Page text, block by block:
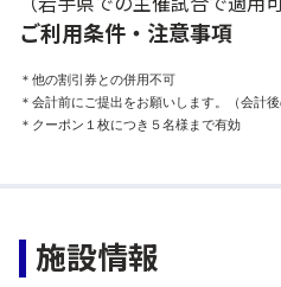
ご利用条件・注意事項
＊他の割引券との併用不可
＊会計前にご提出をお願いします。（会計後
＊クーポン１枚につき５名様まで有効
施設情報